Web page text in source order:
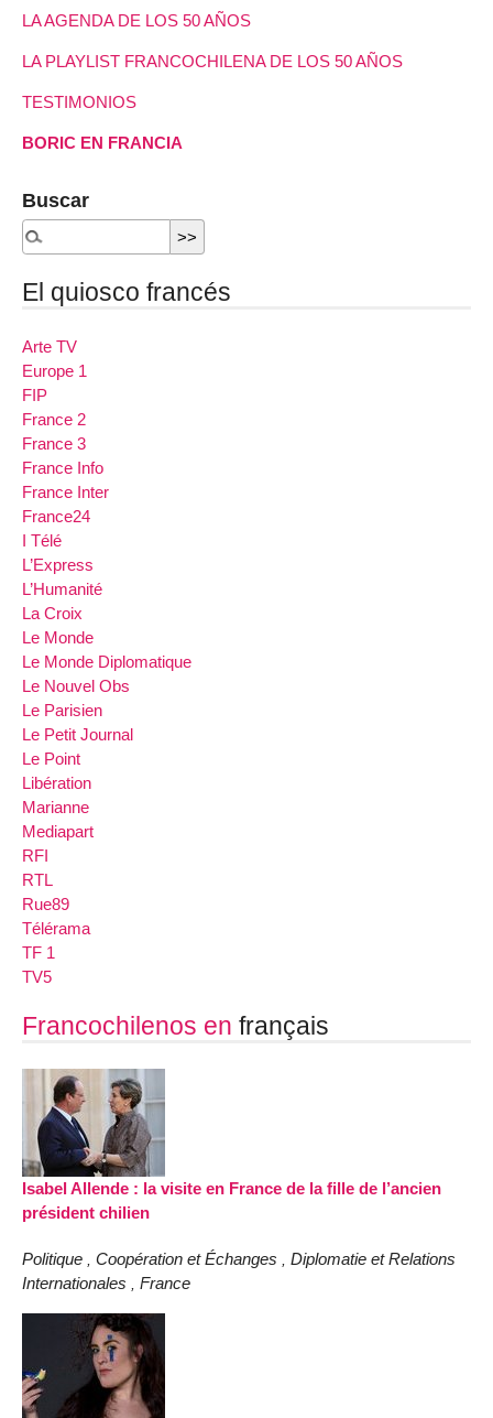
LA AGENDA DE LOS 50 AÑOS
LA PLAYLIST FRANCOCHILENA DE LOS 50 AÑOS
TESTIMONIOS
BORIC EN FRANCIA
Buscar
El quiosco francés
Arte TV
Europe 1
FIP
France 2
France 3
France Info
France Inter
France24
I Télé
L’Express
L’Humanité
La Croix
Le Monde
Le Monde Diplomatique
Le Nouvel Obs
Le Parisien
Le Petit Journal
Le Point
Libération
Marianne
Mediapart
RFI
RTL
Rue89
Télérama
TF 1
TV5
Francochilenos en français
Isabel Allende : la visite en France de la fille de l’ancien
président chilien
Politique , Coopération et Échanges , Diplomatie et Relations
Internationales , France